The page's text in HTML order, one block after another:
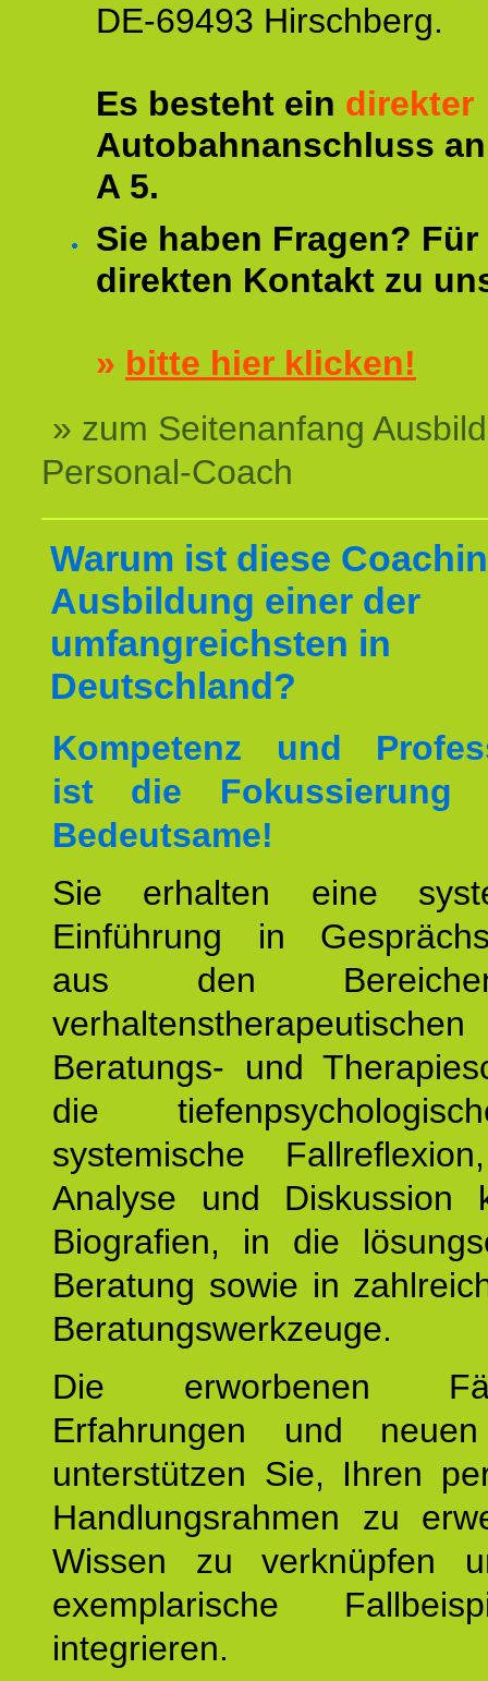
DE-69493 Hirschberg.
Es besteht ein direkter
Autobahnanschluss
A 5.
Sie haben Fragen?
direkten Kontakt zu
» bitte hier klicken!
» zum Seitenanfang
Personal-Coach
Warum ist diese
Ausbildung einer der
umfangreichsten in
Deutschland?
Kompetenz und
ist die Fokussierung
Bedeutsame!
Sie erhalten eine
Einführung in
aus den
verhaltenstherapeutischen
Beratungs- und
die
systemische
Analyse und Diskussion
Biografien, in die
Beratung sowie in
Beratungswerkzeuge.
Die erworbenen
Erfahrungen und
unterstützen Sie, Ihren
Handlungsrahmen zu
Wissen zu verknüpfen
exemplarische
integrieren.